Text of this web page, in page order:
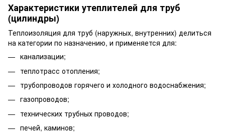
Характеристики утеплителей для труб
(цилиндры)
Теплоизоляция для труб (наружных, внутренних) делиться
на категории по назначению, и применяется для:
канализации;
теплотрасс отопления;
трубопроводов горячего и холодного водоснабжения;
газопроводов;
технических трубных проводов;
печей, каминов;